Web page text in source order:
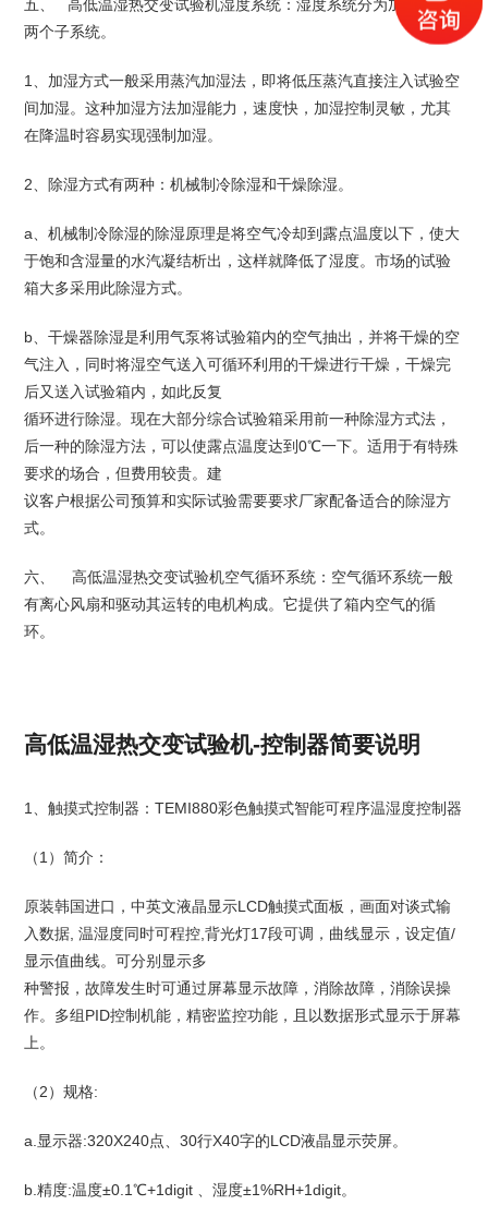
五、 高低温湿热交变试验机湿度系统：湿度系统分为加湿和除湿
两个子系统。
1、加湿方式一般采用蒸汽加湿法，即将低压蒸汽直接注入试验空
间加湿。这种加湿方法加湿能力，速度快，加湿控制灵敏，尤其
在降温时容易实现强制加湿。
2、除湿方式有两种：机械制冷除湿和干燥除湿。
a、机械制冷除湿的除湿原理是将空气冷却到露点温度以下，使大
于饱和含湿量的水汽凝结析出，这样就降低了湿度。市场的试验
箱大多采用此除湿方式。
b、干燥器除湿是利用气泵将试验箱内的空气抽出，并将干燥的空
气注入，同时将湿空气送入可循环利用的干燥进行干燥，干燥完
后又送入试验箱内，如此反复
循环进行除湿。现在大部分综合试验箱采用前一种除湿方式法，
后一种的除湿方法，可以使露点温度达到0℃一下。适用于有特殊
要求的场合，但费用较贵。建
议客户根据公司预算和实际试验需要要求厂家配备适合的除湿方
式。
六、 高低温湿热交变试验机空气循环系统：空气循环系统一般
有离心风扇和驱动其运转的电机构成。它提供了箱内空气的循
环。
高低温湿热交变试验机-控制器简要说明
1、触摸式控制器：TEMI880彩色触摸式智能可程序温湿度控制器
（1）简介：
原装韩国进口，中英文液晶显示LCD触摸式面板，画面对谈式输
入数据, 温湿度同时可程控,背光灯17段可调，曲线显示，设定值/
显示值曲线。可分别显示多
种警报，故障发生时可通过屏幕显示故障，消除故障，消除误操
作。多组PID控制机能，精密监控功能，且以数据形式显示于屏幕
上。
（2）规格:
a.显示器:320X240点、30行X40字的LCD液晶显示荧屏。
b.精度:温度±0.1℃+1digit 、湿度±1%RH+1digit。